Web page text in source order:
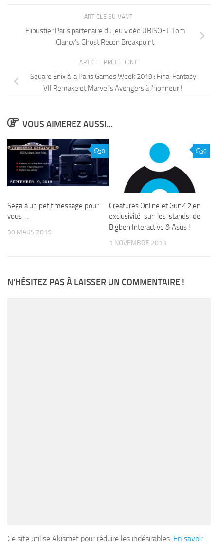
ARTICLE SUIVANT
Flibustier Paris partenaire du jeu vidéo UBISOFT Tom
Clancy’s Ghost Recon Breakpoint
ARTICLE PRÉCÉDENT
Square Enix à la Paris Games Week 2019 : Final Fantasy
VII Remake et Marvel’s Avengers à l’honneur !
VOUS AIMEREZ AUSSI...
0
Sega a un petit message pour
vous …
30 MARS 2019
0
Creatures Online et GunZ 2 en
exclusivité sur les stands de
Bigben Interactive & Asus !
1 NOVEMBRE 2013
N'HÉSITEZ PAS À LAISSER UN COMMENTAIRE !
Ce site utilise Akismet pour réduire les indésirables. En savoir